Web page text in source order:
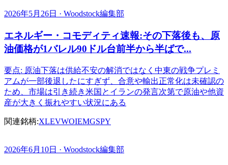
2026年5月26日 · Woodstock編集部
エネルギー・コモディティ速報:その下落後も、原
油価格が1バレル90ドル台前半から半ばで...
要点: 原油下落は供給不安の解消ではなく中東の戦争プレミ
アムが一部後退したにすぎず、合意や輸出正常化は未確認の
ため、市場は引き続き米国とイランの発言次第で原油や他資
産が大きく振れやすい状況にある
関連銘柄:XLEVWOIEMGSPY
2026年6月10日 · Woodstock編集部